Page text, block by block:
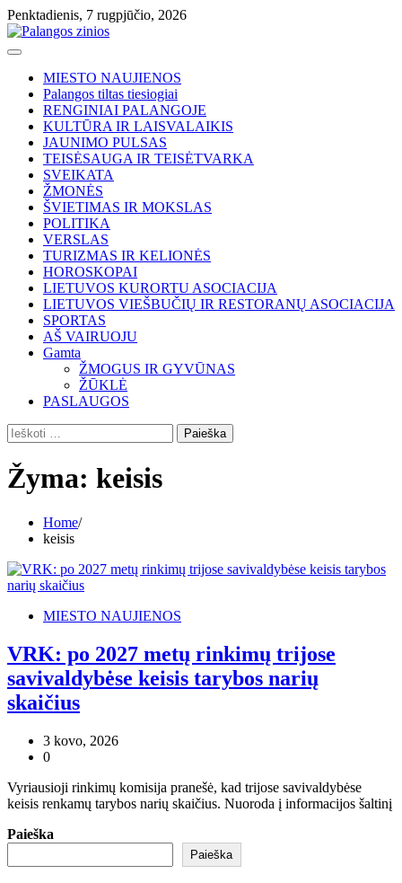
Skip
to
content
Penktadienis, 7 rugpjūčio, 2026
MIESTO NAUJIENOS
Palangos tiltas tiesiogiai
RENGINIAI PALANGOJE
KULTŪRA IR LAISVALAIKIS
JAUNIMO PULSAS
TEISĖSAUGA IR TEISĖTVARKA
SVEIKATA
ŽMONĖS
ŠVIETIMAS IR MOKSLAS
POLITIKA
VERSLAS
TURIZMAS IR KELIONĖS
HOROSKOPAI
LIETUVOS KURORTU ASOCIACIJA
LIETUVOS VIEŠBUČIŲ IR RESTORANŲ ASOCIACIJA
SPORTAS
AŠ VAIRUOJU
Gamta
ŽMOGUS IR GYVŪNAS
ŽŪKLĖ
PASLAUGOS
Ieškoti:
Žyma: keisis
Home
keisis
MIESTO NAUJIENOS
VRK: po 2027 metų rinkimų trijose
savivaldybėse keisis tarybos narių
skaičius
3 kovo, 2026
0
Vyriausioji rinkimų komisija pranešė, kad trijose savivaldybėse
keisis renkamų tarybos narių skaičius. Nuoroda į informacijos šaltinį
Paieška
Paieška